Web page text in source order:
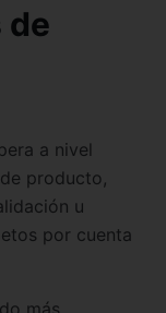
de
a nivel
producto,
u
por cuenta
más